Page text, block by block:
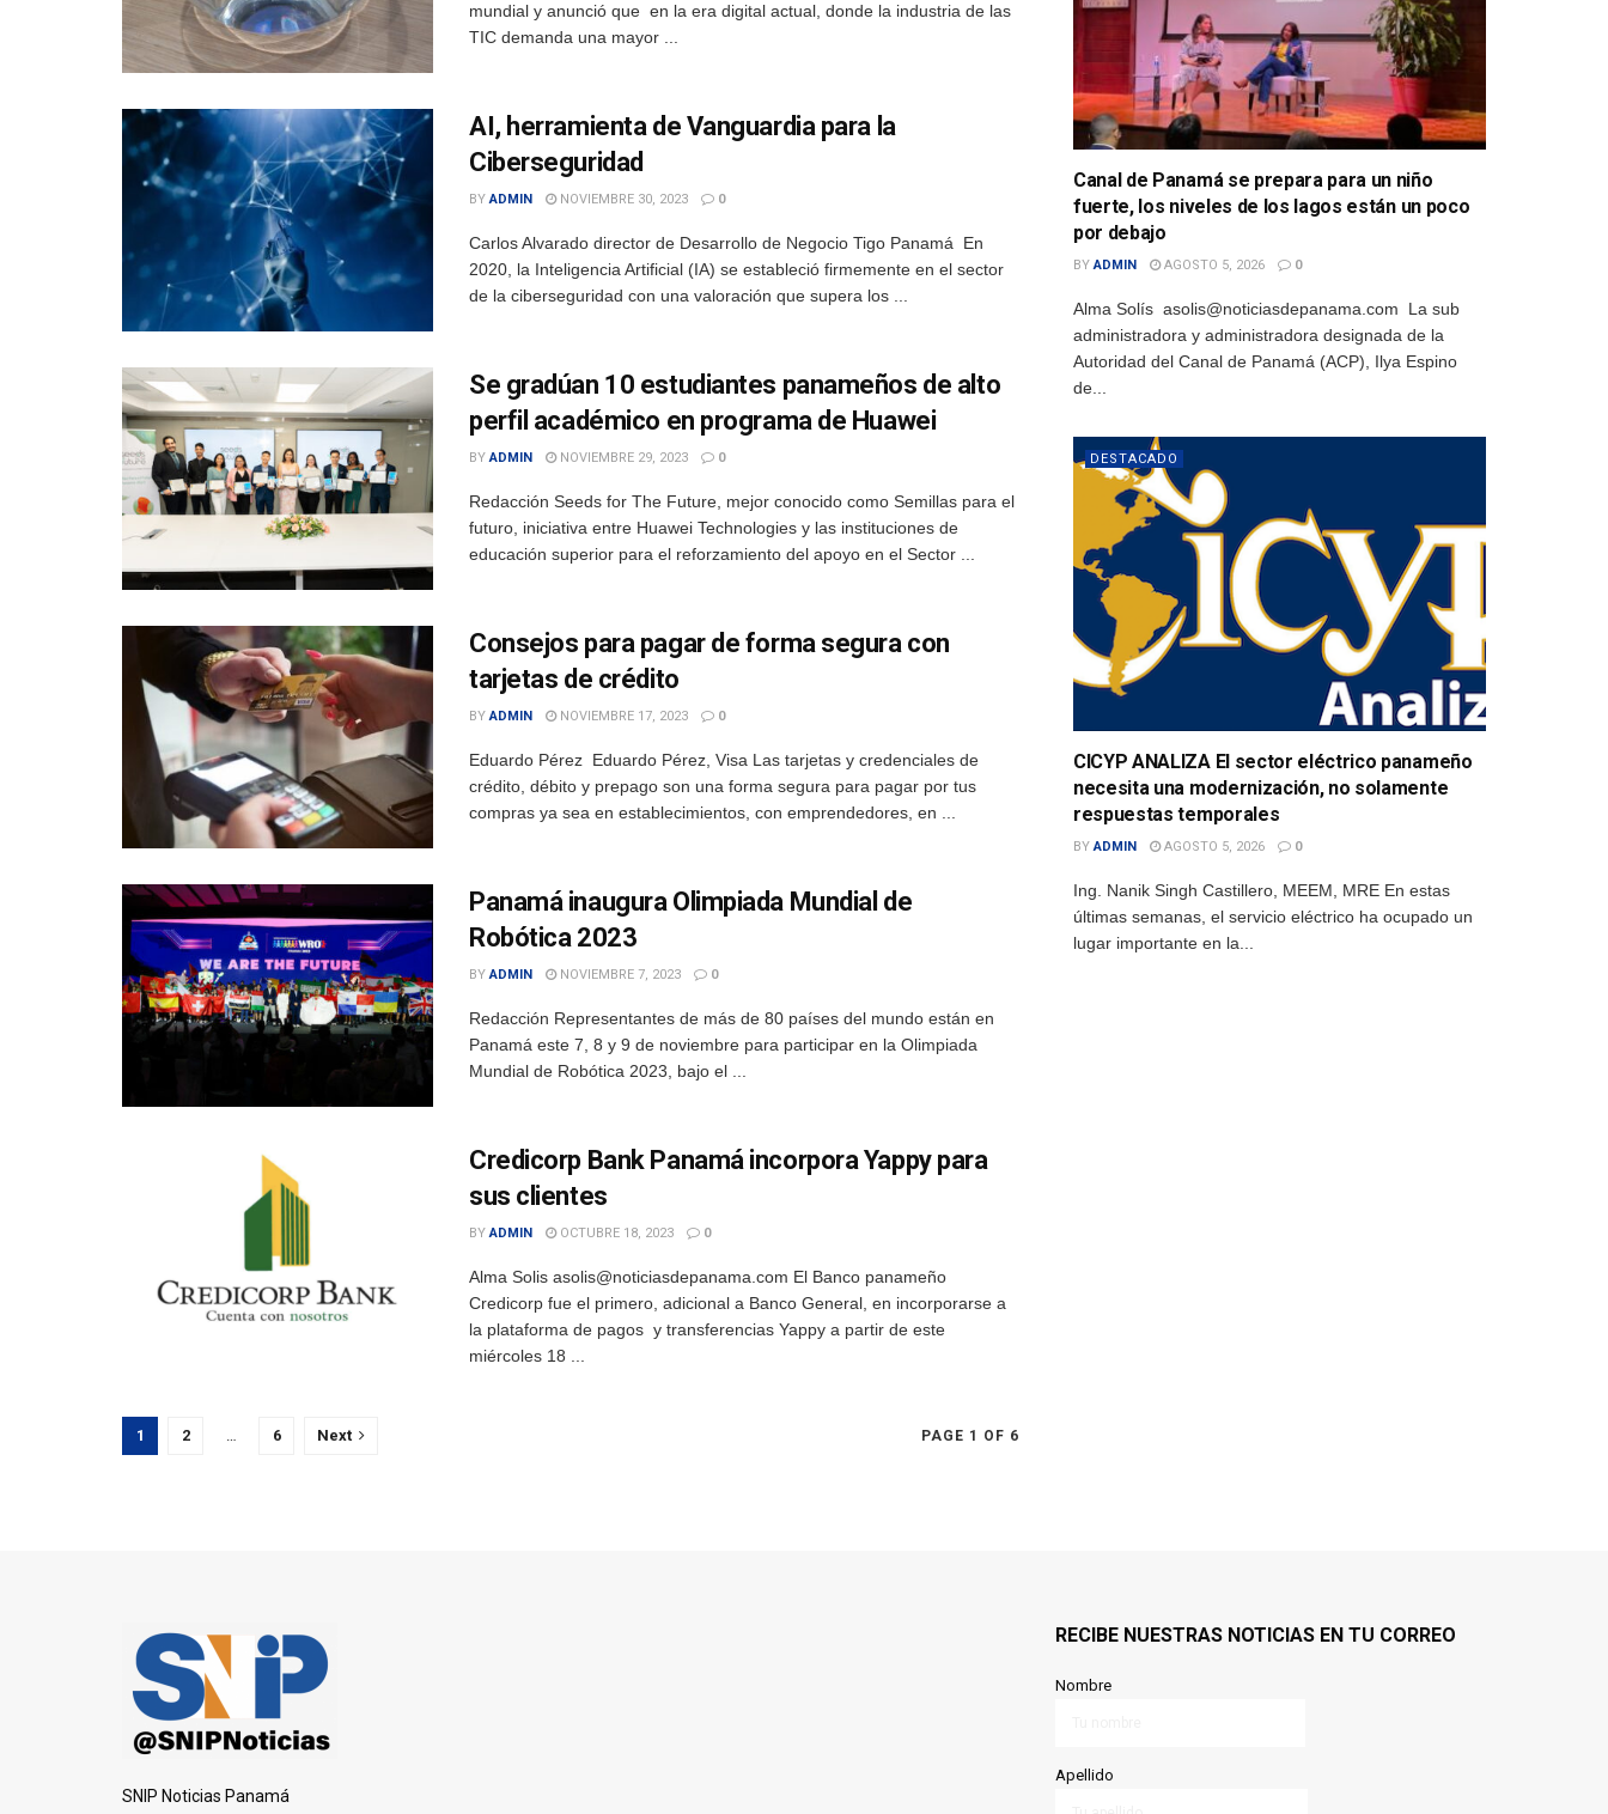
mundial y anunció que en la era digital actual, donde la industria de las
TIC demanda una mayor ...
AI, herramienta de Vanguardia para la
Ciberseguridad
BY ADMIN NOVIEMBRE 30, 2023 0
Carlos Alvarado director de Desarrollo de Negocio Tigo Panamá En
2020, la Inteligencia Artificial (IA) se estableció firmemente en el sector
de la ciberseguridad con una valoración que supera los ...
Se gradúan 10 estudiantes panameños de alto
perfil académico en programa de Huawei
BY ADMIN NOVIEMBRE 29, 2023 0
Redacción Seeds for The Future, mejor conocido como Semillas para el
futuro, iniciativa entre Huawei Technologies y las instituciones de
educación superior para el reforzamiento del apoyo en el Sector ...
Consejos para pagar de forma segura con
tarjetas de crédito
BY ADMIN NOVIEMBRE 17, 2023 0
Eduardo Pérez Eduardo Pérez, Visa Las tarjetas y credenciales de
crédito, débito y prepago son una forma segura para pagar por tus
compras ya sea en establecimientos, con emprendedores, en ...
Panamá inaugura Olimpiada Mundial de
Robótica 2023
BY ADMIN NOVIEMBRE 7, 2023 0
Redacción Representantes de más de 80 países del mundo están en
Panamá este 7, 8 y 9 de noviembre para participar en la Olimpiada
Mundial de Robótica 2023, bajo el ...
Credicorp Bank Panamá incorpora Yappy para
sus clientes
BY ADMIN OCTUBRE 18, 2023 0
Alma Solis asolis@noticiasdepanama.com El Banco panameño
Credicorp fue el primero, adicional a Banco General, en incorporarse a
la plataforma de pagos y transferencias Yappy a partir de este
miércoles 18 ...
PAGE 1 OF 6
1 2 6 Next
Canal de Panamá se prepara para un niño
fuerte, los niveles de los lagos están un poco
por debajo
BY ADMIN AGOSTO 5, 2026 0
Alma Solís asolis@noticiasdepanama.com La sub
administradora y administradora designada de la
Autoridad del Canal de Panamá (ACP), Ilya Espino
de...
DESTACADO
CICYP ANALIZA El sector eléctrico panameño
necesita una modernización, no solamente
respuestas temporales
BY ADMIN AGOSTO 5, 2026 0
Ing. Nanik Singh Castillero, MEEM, MRE En estas
últimas semanas, el servicio eléctrico ha ocupado un
lugar importante en la...
SNIP Noticias Panamá
RECIBE NUESTRAS NOTICIAS EN TU CORREO
Nombre
Apellido